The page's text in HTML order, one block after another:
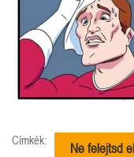
Címkék:
Ne felejtsd